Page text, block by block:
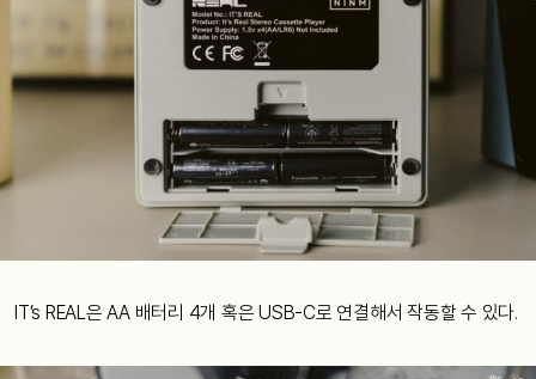
IT’s REAL은 AA 배터리 4개 혹은 USB-C로 연결해서 작동할 수 있다.